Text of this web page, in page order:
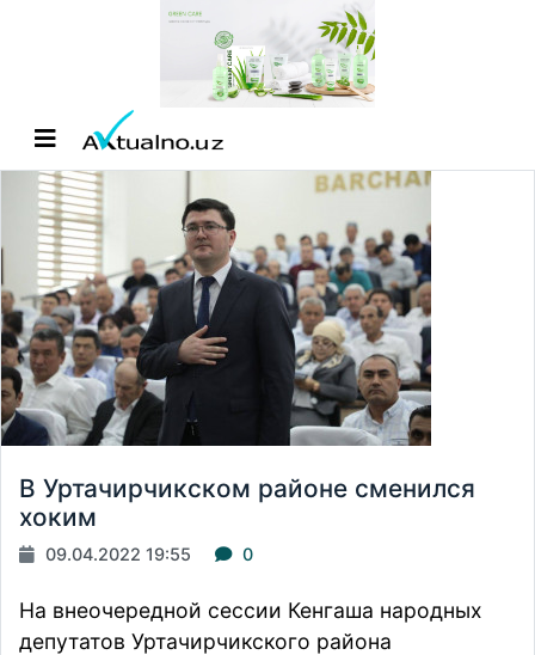
В Уртачирчикском районе сменился
хоким
09.04.2022 19:55 0
На внеочередной сессии Кенгаша народных
депутатов Уртачирчикского района